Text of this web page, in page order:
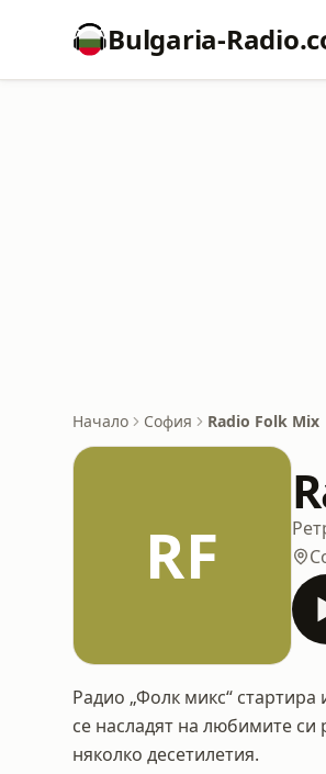
Bulgaria-
Начало София Radio Folk Mix
RF
Радио „Фолк микс“
се насладят на любимите си
няколко десетилетия.